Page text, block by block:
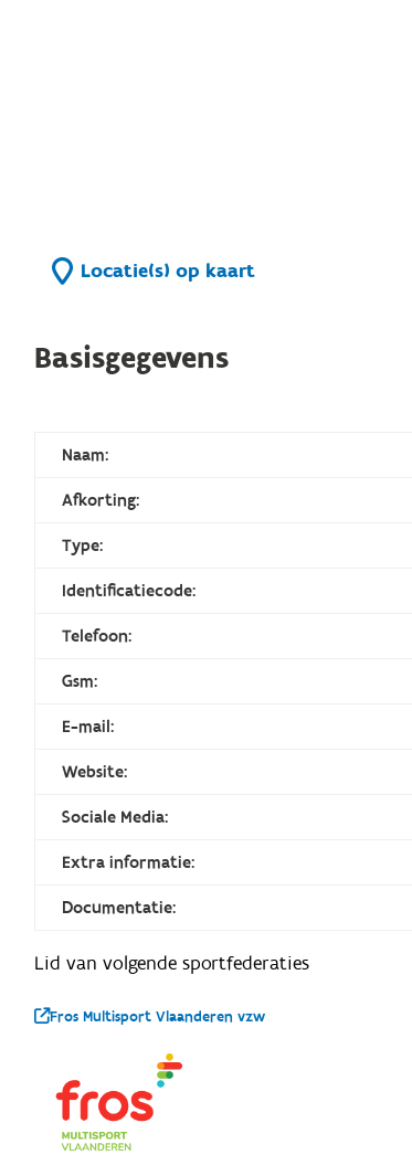
Locatie(s) op kaart
Basisgegevens
Naam:
Afkorting:
Type:
Identificatiecode:
Telefoon:
Gsm:
E-mail:
Website:
Sociale Media:
Extra informatie:
Documentatie:
Lid van volgende sportfederaties
Fros Multisport Vlaanderen vzw